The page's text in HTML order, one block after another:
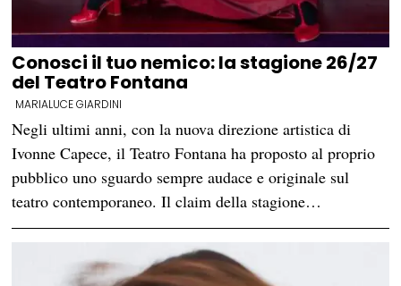
Conosci il tuo nemico: la stagione 26/27
del Teatro Fontana
MARIALUCE GIARDINI
Negli ultimi anni, con la nuova direzione artistica di
Ivonne Capece, il Teatro Fontana ha proposto al proprio
pubblico uno sguardo sempre audace e originale sul
teatro contemporaneo. Il claim della stagione…